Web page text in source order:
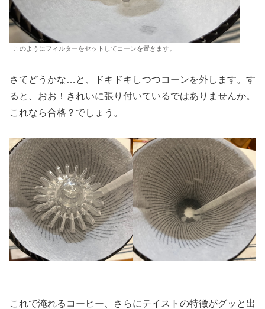
このようにフィルターをセットしてコーンを置きます。
さてどうかな…と、ドキドキしつつコーンを外します。す
ると、おお！きれいに張り付いているではありませんか。
これなら合格？でしょう。
これで淹れるコーヒー、さらにテイストの特徴がグッと出